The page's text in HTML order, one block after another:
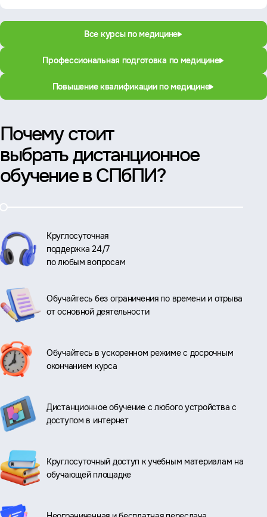
Все курсы по медицине
Профессиональная подготовка по медицине
Повышение квалификации по медицине
Почему стоит
выбрать дистанционное
обучение в СПбПИ?
Круглосуточная
поддержка 24/7
по любым вопросам
Обучайтесь без ограничения по времени и отрыва
от основной деятельности
Обучайтесь в ускоренном режиме с досрочным
окончанием курса
Дистанционное обучение с любого устройства с
доступом в интернет
Круглосуточный доступ к учебным материалам на
обучающей площадке